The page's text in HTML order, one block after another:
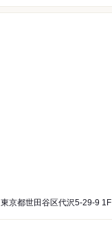
東京都世田谷区代沢5-29-9 1F